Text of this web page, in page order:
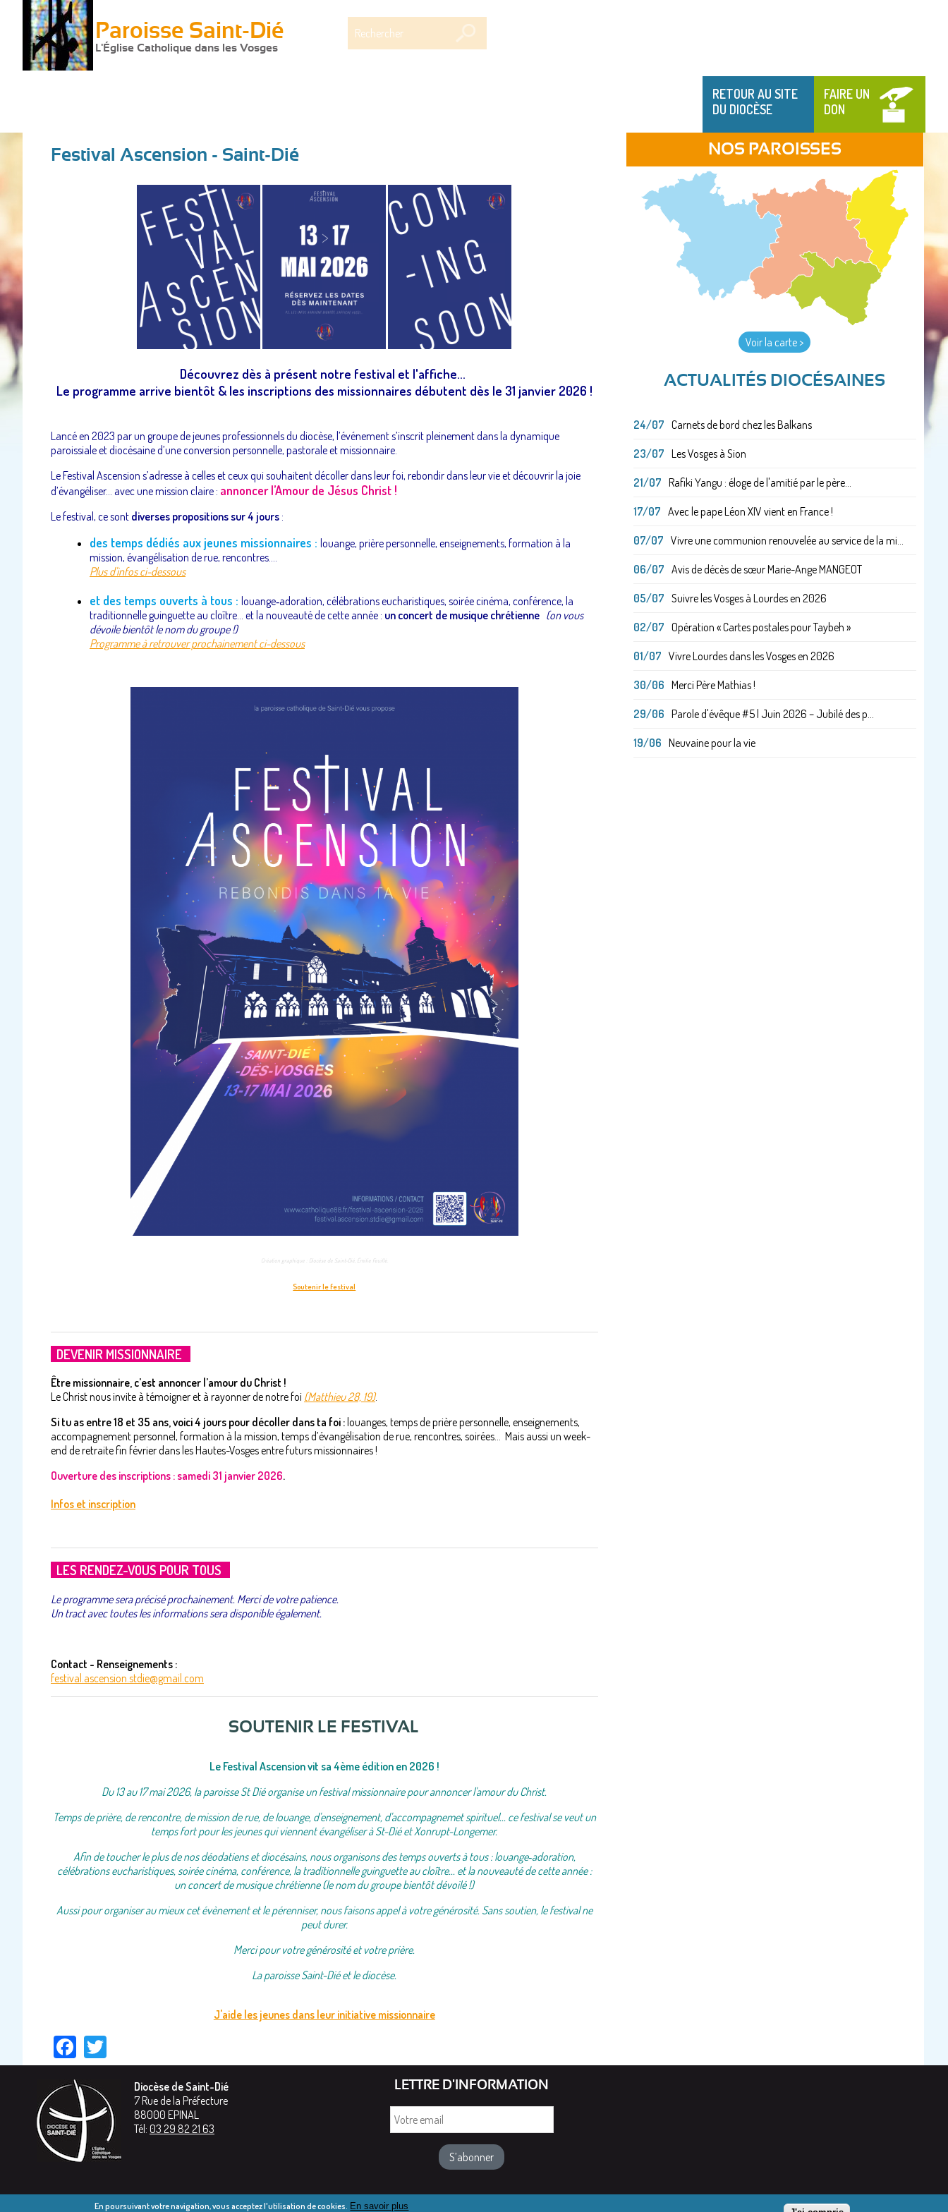
Paroisse Saint-Dié
L'Église Catholique dans les Vosges
RETOUR AU SITE
DU DIOCÈSE
FAIRE UN
DON
Festival Ascension - Saint-Dié
Découvrez dès à présent notre festival et l'affiche...
Le programme arrive bientôt & les inscriptions des missionnaires débutent dès le 31 janvier 2026 !
Lancé en 2023 par un groupe de jeunes professionnels du diocèse, l’événement s’inscrit pleinement dans la dynamique
paroissiale et diocésaine d’une conversion personnelle, pastorale et missionnaire.
Le Festival Ascension s’adresse à celles et ceux qui souhaitent décoller dans leur foi, rebondir dans leur vie et découvrir la joie
d’évangéliser... avec une mission claire : annoncerl’Amour de Jésus Christ !
Le festival, ce sont diverses propositions sur 4 jours :
des temps dédiés aux jeunes missionnaires : louange, prière personnelle, enseignements, formation à la
mission, évangélisation de rue, rencontres....
Plus d'infos ci-dessous
et des temps ouverts à tous : louange‑adoration, célébrations eucharistiques, soirée cinéma, conférence, la
traditionnelle guinguette au cloître... et la nouveauté de cette année : un concert de musique chrétienne (on vous
dévoile bientôt le nom du groupe !)
Programme à retrouver prochainement ci-dessous
Création graphique : Diocèse de Saint-Dié, Émilie Feuillé.
Soutenir le festival
DEVENIR MISSIONNAIRE
Être missionnaire, c’est annoncer l’amour du Christ !
Le Christ nous invite à témoigner et à rayonner de notre foi (Matthieu 28, 19).
Si tu as entre 18 et 35 ans, voici 4 jours pour décoller dans ta foi : louanges, temps de prière personnelle, enseignements,
accompagnement personnel, formation à la mission, temps d’évangélisation de rue, rencontres, soirées... Mais aussi un week-
end de retraite fin février dans les Hautes-Vosges entre futurs missionnaires !
Ouverture des inscriptions : samedi 31 janvier 2026.
Infos et inscription
LES RENDEZ-VOUS POUR TOUS
Le programme sera précisé prochainement. Merci de votre patience.
Un tract avec toutes les informations sera disponible également.
Contact - Renseignements :
festival.ascension.stdie@gmail.com
SOUTENIR LE FESTIVAL
Le Festival Ascension vit sa 4ème édition en 2026 !
Du 13 au 17 mai 2026, la paroisse St Dié organise un festival missionnaire pour annoncer l'amour du Christ.
Temps de prière, de rencontre, de mission de rue, de louange, d'enseignement, d'accompagnemet spirituel... ce festival se veut un
temps fort pour les jeunes qui viennent évangéliser à St-Dié et Xonrupt-Longemer.
Afin de toucher le plus de nos déodatiens et diocésains, nous organisons des temps ouverts à tous : louange‑adoration,
célébrations eucharistiques, soirée cinéma, conférence, la traditionnelle guinguette au cloître... et la nouveauté de cette année :
un concert de musique chrétienne (le nom du groupe bientôt dévoilé !)
Aussi pour organiser au mieux cet évènement et le pérenniser, nous faisons appel à votre générosité. Sans soutien, le festival ne
peut durer.
Merci pour votre générosité et votre prière.
La paroisse Saint-Dié et le diocèse.
J'aide les jeunes dans leur initiative missionnaire
Facebook
NOS PAROISSES
Voir la carte >
ACTUALITÉS DIOCÉSAINES
24/07 Carnets de bord chez les Balkans
23/07 Les Vosges à Sion
21/07 Rafiki Yangu : éloge de l'amitié par le père...
17/07 Avec le pape Léon XIV vient en France !
07/07 Vivre une communion renouvelée au service de la mi...
06/07 Avis de décès de sœur Marie-Ange MANGEOT
05/07 Suivre les Vosges à Lourdes en 2026
02/07 Opération « Cartes postales pour Taybeh »
01/07 Vivre Lourdes dans les Vosges en 2026
30/06 Merci Père Mathias !
29/06 Parole d'évêque #5 | Juin 2026 – Jubilé des p...
19/06 Neuvaine pour la vie
Diocèse de Saint-Dié
7 Rue de la Préfecture
88000 EPINAL
Tél: 03 29 82 21 63
LETTRE D'INFORMATION
En poursuivant votre navigation, vous acceptez l'utilisation de cookies. En savoir plus